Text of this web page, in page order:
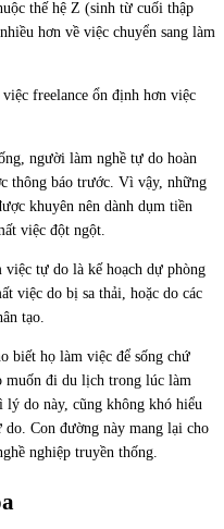
thế hệ Z (sinh từ cuối thập
hơn về việc chuyển sang làm
freelance ổn định hơn việc
người làm nghề tự do hoàn
thông báo trước. Vì vậy, những
khuyên nên dành dụm tiền
việc đột ngột.
tự do là kế hoạch dự phòng
việc do bị sa thải, hoặc do các
tạo.
biết họ làm việc để sống chứ
muốn đi du lịch trong lúc làm
do này, cũng không khó hiểu
Con đường này mang lại cho
nghiệp truyền thống.